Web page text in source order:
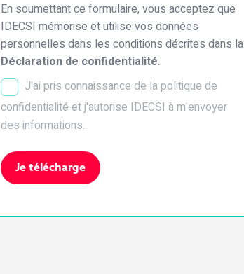
En soumettant ce formulaire, vous acceptez que
IDECSI mémorise et utilise vos données
personnelles dans les conditions décrites dans la
Déclaration de confidentialité.
J'ai pris connaissance de la politique de
confidentialité et j'autorise IDECSI à m'envoyer
des informations.